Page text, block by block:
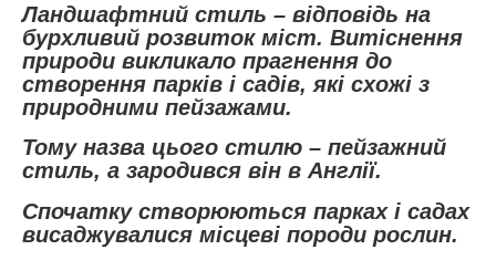
Ландшафтний стиль – відповідь на
бурхливий розвиток міст. Витіснення
природи викликало прагнення до
створення парків і садів, які схожі з
природними пейзажами.
Тому назва цього стилю – пейзажний
стиль, а зародився він в Англії.
Спочатку створюються парках і садах
висаджувалися місцеві породи рослин.